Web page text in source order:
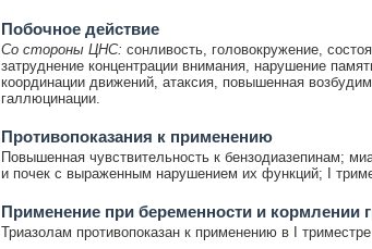
Побочное действие
Со стороны ЦНС: сонливость, головокружение,
затруднение концентрации внимания, нарушение
координации движений, атаксия, повышенная
галлюцинации.
Противопоказания к применению
Повышенная чувствительность к бензодиазепинам;
и почек с выраженным нарушением их функций; I
Применение при беременности и кормлении
Триазолам противопоказан к применению в I